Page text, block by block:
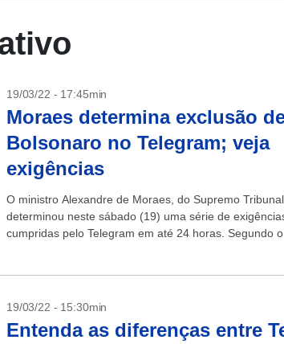
19/03/22 - 17:45min
Moraes determina exclusão
Bolsonaro no Telegram; veja
exigências
O ministro Alexandre de Moraes, do Supremo
determinou neste sábado (19) uma série de
cumpridas pelo Telegram em até 24 horas. Segundo o
19/03/22 - 15:30min
Entenda as diferenças entre